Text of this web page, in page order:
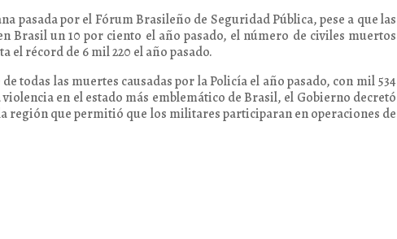
pasada por el Fórum Brasileño de Seguridad Pública, pese a que las
Brasil un 10 por ciento el año pasado, el número de civiles muertos
el récord de 6 mil 220 el año pasado.
todas las muertes causadas por la Policía el año pasado, con mil 534
en el estado más emblemático de Brasil, el Gobierno decretó
región que permitió que los militares participaran en operaciones de